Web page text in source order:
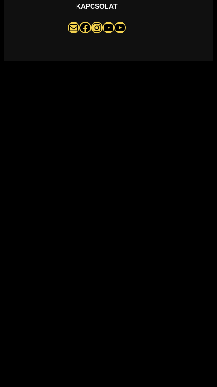
KAPCSOLAT
darazsak@darazsak.hu @kobanyaidarazsak @darazsak Kőbányai Darazsak csatorna Darazsak Online Basketball csatorna